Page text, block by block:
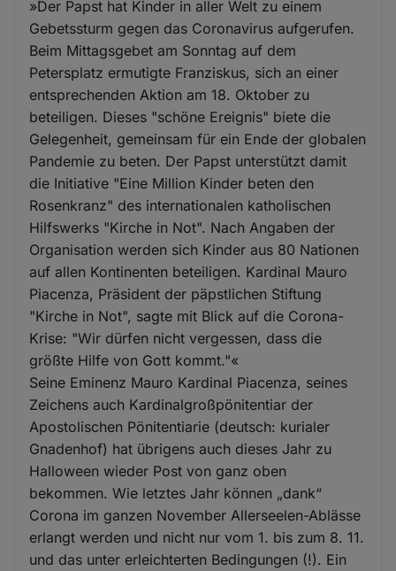
»Der Papst hat Kinder in aller Welt zu einem
Gebetssturm gegen das Coronavirus aufgerufen.
Beim Mittagsgebet am Sonntag auf dem
Petersplatz ermutigte Franziskus, sich an einer
entsprechenden Aktion am 18. Oktober zu
beteiligen. Dieses "schöne Ereignis" biete die
Gelegenheit, gemeinsam für ein Ende der globalen
Pandemie zu beten. Der Papst unterstützt damit
die Initiative "Eine Million Kinder beten den
Rosenkranz" des internationalen katholischen
Hilfswerks "Kirche in Not". Nach Angaben der
Organisation werden sich Kinder aus 80 Nationen
auf allen Kontinenten beteiligen. Kardinal Mauro
Piacenza, Präsident der päpstlichen Stiftung
"Kirche in Not", sagte mit Blick auf die Corona-
Krise: "Wir dürfen nicht vergessen, dass die
größte Hilfe von Gott kommt."«
Seine Eminenz Mauro Kardinal Piacenza, seines
Zeichens auch Kardinalgroßpönitentiar der
Apostolischen Pönitentiarie (deutsch: kurialer
Gnadenhof) hat übrigens auch dieses Jahr zu
Halloween wieder Post von ganz oben
bekommen. Wie letztes Jahr können „dank“
Corona im ganzen November Allerseelen-Ablässe
erlangt werden und nicht nur vom 1. bis zum 8. 11.
und das unter erleichterten Bedingungen (!). Ein